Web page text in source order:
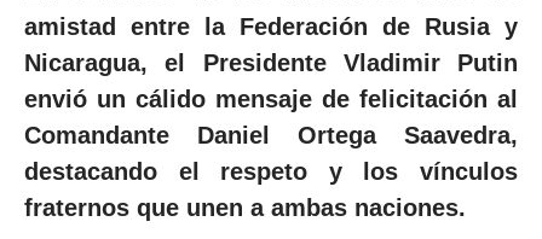
amistad entre la Federación de Rusia y
Nicaragua, el Presidente Vladimir Putin
envió un cálido mensaje de felicitación al
Comandante Daniel Ortega Saavedra,
destacando el respeto y los vínculos
fraternos que unen a ambas naciones.